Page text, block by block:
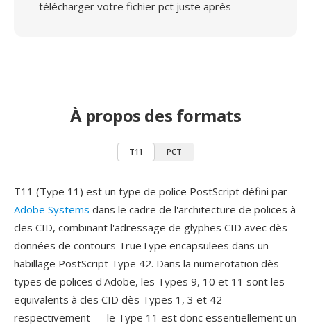
télécharger votre fichier pct juste après
À propos des formats
T11 PCT
T11 (Type 11) est un type de police PostScript défini par
Adobe Systems dans le cadre de l'architecture de polices à
cles CID, combinant l'adressage de glyphes CID avec dès
données de contours TrueType encapsulees dans un
habillage PostScript Type 42. Dans la numerotation dès
types de polices d'Adobe, les Types 9, 10 et 11 sont les
equivalents à cles CID dès Types 1, 3 et 42
respectivement — le Type 11 est donc essentiellement un